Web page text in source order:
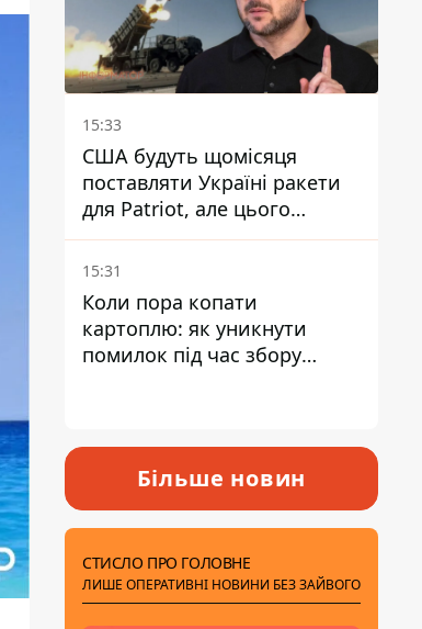
15:33
США будуть щомісяця
поставляти Україні ракети
для Patriot, але цього
недостатньо - Зеленський
15:31
Коли пора копати
картоплю: як уникнути
помилок під час збору
Більше новин
СТИСЛО ПРО ГОЛОВНЕ
ЛИШЕ ОПЕРАТИВНІ НОВИНИ БЕЗ ЗАЙВОГО